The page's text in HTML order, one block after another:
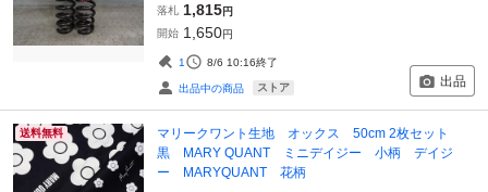
落札 1,815円
開始 1,650円
1 8/6 10:16終了
出品中の商品 ストア 出品
送料無料
マリークワント生地 オックス 50cm 2枚セット
黒 MARY QUANT ミニデイジー 小柄 デイジ
ー MARYQUANT 花柄